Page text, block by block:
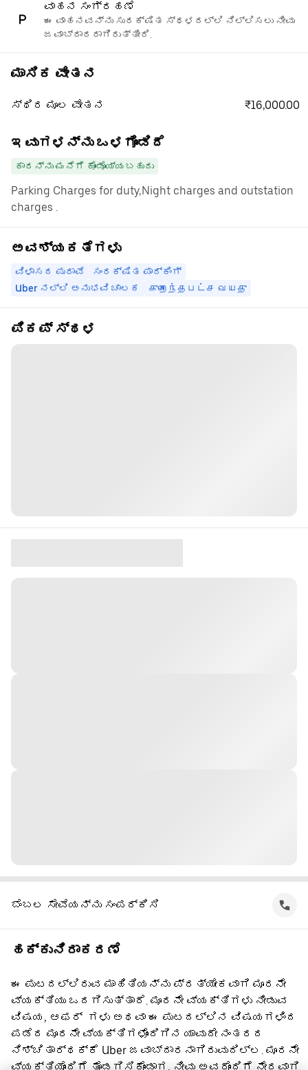
ವಾಹನ ಸಂಗ್ರಹಣೆ
ಈ ವಾಹನವನ್ನು ಸುರಕ್ಷಿತ ಸ್ಥಳದಲ್ಲಿ ನಿಲ್ಲಿಸಲು ನೀವು
ಜವಾಬ್ದಾರರಾಗಿರುತ್ತೀರಿ.
ಮಾಸಿಕ ವೇತನ
ಸ್ಥಿರ ಮೂಲ ವೇತನ ₹16,000.00
ಇವುಗಳನ್ನು ಒಳಗೊಂಡಿದೆ
ಕಾರನ್ನು ಮನೆಗೆ ಕೊಂಡೊಯ್ಯಬಹುದು
Parking Charges for duty,Night charges and outstation
charges .
ಅವಶ್ಯಕತೆಗಳು
ವಿಳಾಸದ ಪುರಾವೆ
ಸಂರಕ್ಷಿತ ಪಾರ್ಕಿಂಗ್
Uber ನಲ್ಲಿ ಅನುಭವಿ ಚಾಲಕ
குறைந்தபட்ச வயது
ಪಿಕಪ್ ಸ್ಥಳ
ಬೆಂಬಲ ಸೇವೆಯನ್ನು ಸಂಪರ್ಕಿಸಿ
ಹಕ್ಕುನಿರಾಕರಣೆ
ಈ ಪುಟದಲ್ಲಿರುವ ಮಾಹಿತಿಯನ್ನು ಪ್ರತ್ಯೇಕವಾಗಿ ಮೂರನೇ
ವ್ಯಕ್ತಿಯು ಒದಗಿಸುತ್ತಾರೆ. ಮೂರನೇ ವ್ಯಕ್ತಿಗಳು ನೀಡುವ
ವಿಷಯ, ಆಫರ್ ‌ ಗಳು ಅಥವಾ ಈ ಪುಟದಲ್ಲಿನ ವಿಷಯಗಳಿಂದ
ಪಡೆದ ಮೂರನೇ ವ್ಯಕ್ತಿಗಳೊಂದಿಗಿನ ಯಾವುದೇ ನಂತರದ
ನಿಶ್ಚಿತಾರ್ಥಕ್ಕೆ Uber ಜವಾಬ್ದಾರನಾಗಿರುವುದಿಲ್ಲ. ಮೂರನೇ
ವ್ಯಕ್ತಿಯೊಂದಿಗೆ ತೊಡಗಿಸಿಕೊಂಡಾಗ, ನೀವು ಅವರೊಂದಿಗೆ ನೇರವಾಗಿ